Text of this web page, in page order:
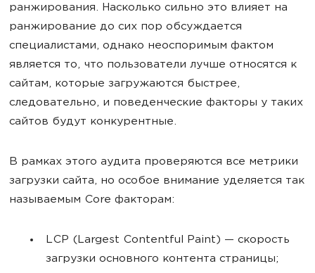
ранжирования. Насколько сильно это влияет на
ранжирование до сих пор обсуждается
специалистами, однако неоспоримым фактом
является то, что пользователи лучше относятся к
сайтам, которые загружаются быстрее,
следовательно, и поведенческие факторы у таких
сайтов будут конкурентные.
В рамках этого аудита проверяются все метрики
загрузки сайта, но особое внимание уделяется так
называемым Core факторам:
LCP (Largest Contentful Paint) — скорость
загрузки основного контента страницы;